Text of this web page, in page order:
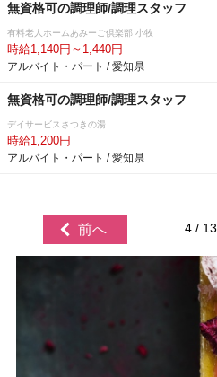
無資格可の調理師/調理スタッフ
有料老人ホームあみーご倶楽部 小牧
時給1,140円～1,440円
アルバイト・パート / 愛知県
無資格可の調理師/調理スタッフ
デイサービスさつきの湯
時給1,200円
アルバイト・パート / 愛知県
前へ 4 / 13